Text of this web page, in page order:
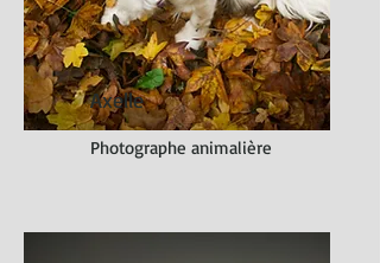
Axelle
Photographe animalière